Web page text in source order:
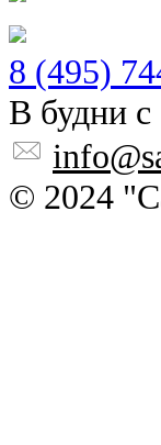
8 (495)
В будни с
© 2024